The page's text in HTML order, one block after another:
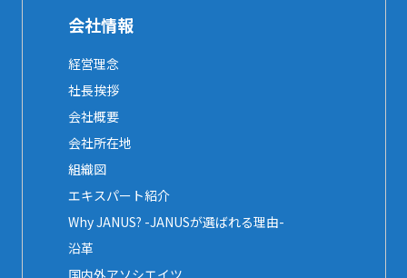
会社情報
経営理念
社長挨拶
会社概要
会社所在地
組織図
エキスパート紹介
Why JANUS? -JANUSが選ばれる理由-
沿革